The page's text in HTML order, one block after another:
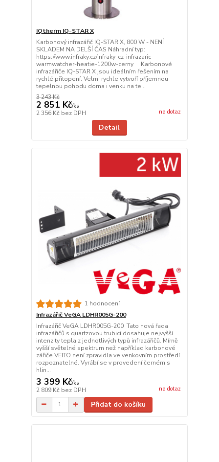
IQtherm IQ-STAR X
Karbonový infrazářič IQ-STAR X, 800 W - NENÍ
SKLADEM NA DELŠÍ ČAS Náhradní typ:
https://www.infraky.cz/infraky-cz-infrazaric-
warmwatcher-heatie-1200w-cerny Karbonové
infrazářiče IQ-STAR X jsou ideálním řešením na
rychlé přitopení. Velmi rychle vytvoří příjemnou
tepelnou pohodu doma i venku na te...
3 243 Kč
2 851 Kč/ks
2 356 Kč bez DPH na dotaz
Detail
1 hodnocení
Infrazářič VeGA LDHR005G-200
Infrazářič VeGA LDHR005G-200 Tato nová řada
infrazářičů s quartzovou trubicí dosahuje nejvyšší
intenzity tepla z jednotlivých typů infrazářičů. Mírně
vyšší světelné spektrum než například karbonové
zářiče VEITO není zpravidla ve venkovním prostředí
rozpoznatelné. Vyrábí se v provedení černém s
hlin...
3 399 Kč/ks
2 809 Kč bez DPH na dotaz
Přidat do košíku